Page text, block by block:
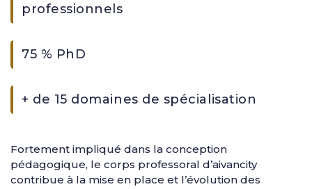
professionnels
75 % PhD
+ de 15 domaines de spécialisation
Fortement impliqué dans la conception
pédagogique, le corps professoral d’aivancity
contribue à la mise en place et l’évolution des